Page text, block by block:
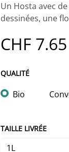
Un Hosta avec
dessinées, une
CHF 7.65
QUALITÉ
Bio
TAILLE LIVRÉE